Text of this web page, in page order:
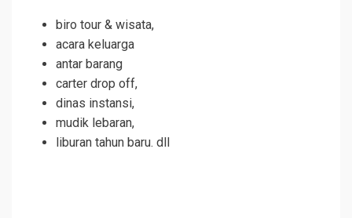
biro tour & wisata,
acara keluarga
antar barang
carter drop off,
dinas instansi,
mudik lebaran,
liburan tahun baru. dll